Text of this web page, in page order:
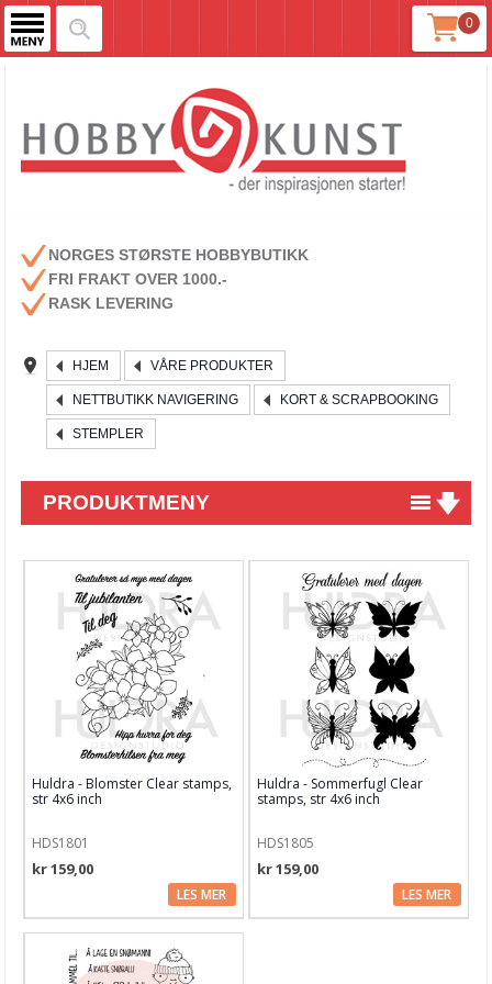
0
NORGES STØRSTE HOBBYBUTIKK
FRI FRAKT OVER 1000.-
RASK LEVERING
HJEM VÅRE PRODUKTER
NETTBUTIKK NAVIGERING KORT & SCRAPBOOKING
STEMPLER
PRODUKTMENY
Tilbud
Kurs & aktiviteter
Gavekort
Kort & Scrapbooking
Mønsterpapir
Kartong 12x12 inch
Motiv til kortlaging
Spesial Papir
Stæsj & pynt
Stempler
Huldra - Blomster Clear stamps,
str 4x6 inch
HDS1801
kr 159,00
LES MER
Huldra - Sommerfugl Clear
stamps, str 4x6 inch
HDS1805
kr 159,00
LES MER